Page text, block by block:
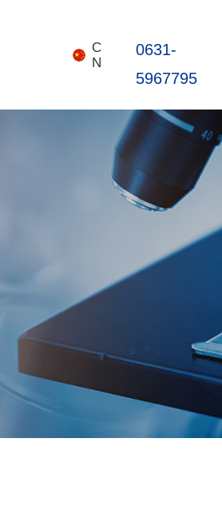
C
N
0631-
5967795
关于我们
新闻中心
联系我们